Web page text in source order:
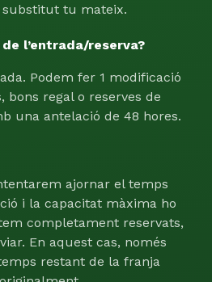
tu mateix.
l’entrada/reserva?
Podem fer 1 modificació
bons regal o reserves de
una antelació de 48 hores.
ajornar el temps
i la capacitat màxima ho
completament reservats,
En aquest cas, només
restant de la franja